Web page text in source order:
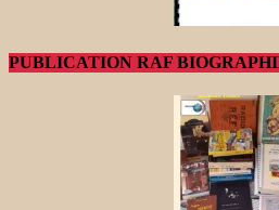
PUBLICATION RAF